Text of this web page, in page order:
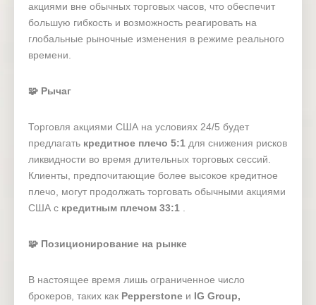
COIN.24H
Coinbase Global Inc –
Class A-24Hours
MSTR.24H
ORCL.24H Oracle Corp-24Hours
AMAZON.24H
Amazon.com Inc-
24Hours
JD.24H
24Hours
акциями вне обычных торговых часов, что обеспечит
большую гибкость и возможность реагировать на
глобальные рыночные изменения в режиме реального
времени.
🧩 Рычаг
Торговля акциями США на условиях 24/5 будет
предлагать кредитное плечо 5:1 для снижения рисков
ликвидности во время длительных торговых сессий.
Клиенты, предпочитающие более высокое кредитное
плечо, могут продолжать торговать обычными акциями
США с кредитным плечом 33:1
🧩 Позиционирование на рынке
В настоящее время лишь ограниченное число
брокеров, таких как Pepperstone и IG Group,